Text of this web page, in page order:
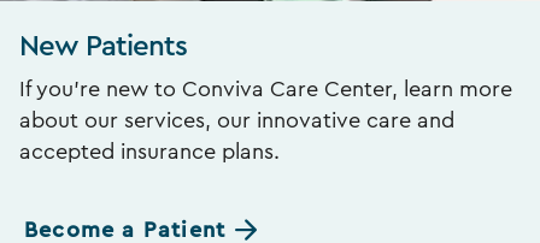
New Patients
If you’re new to Conviva Care Center, learn more
about our services, our innovative care and
accepted insurance plans.
Become a Patient